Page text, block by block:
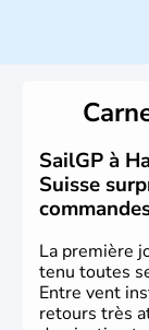
territoire de la
sous le
pays a été
étalé de 1867
aujourd'hui
du XXème
Nord.
SailGP à
Suisse
La première
tenu toutes
Entre vent
retours très